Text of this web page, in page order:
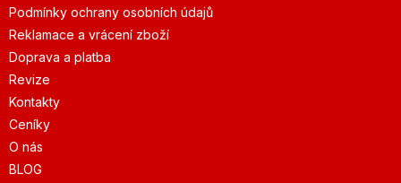
Podmínky ochrany osobních údajů
Reklamace a vrácení zboží
Doprava a platba
Revize
Kontakty
Ceníky
O nás
BLOG